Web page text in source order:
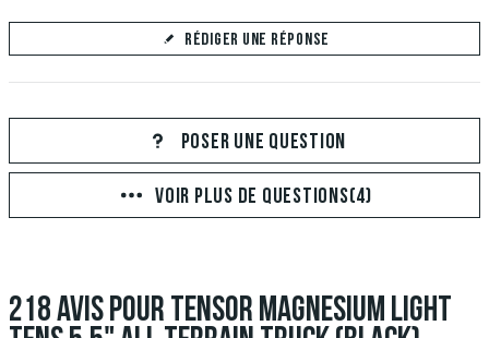
RÉDIGER UNE RÉPONSE
Répondez à la question de thierry ici
POSER UNE QUESTION
VOIR PLUS DE QUESTIONS(4)
218 AVIS POUR TENSOR MAGNESIUM LIGHT